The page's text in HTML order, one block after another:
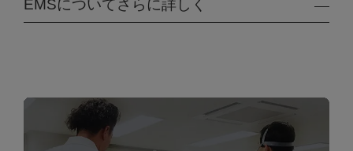
EMSについてさらに詳しく
め、トレーニングを行えば、引き締まった身体の形
成に繋がりやすいという特徴があります。しかし
一方で、通常のトレーニングでは、息が切れるよう